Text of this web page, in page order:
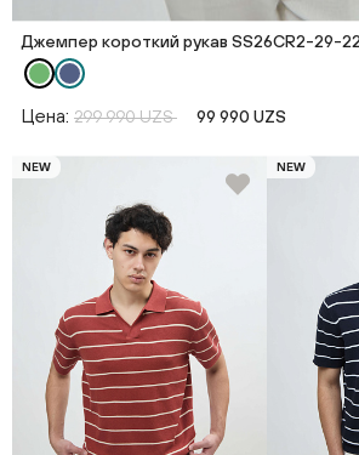
Джемпер короткий рукав SS26CR2-29-
Цена: 299 990 UZS 99 990 UZS
NEW NEW